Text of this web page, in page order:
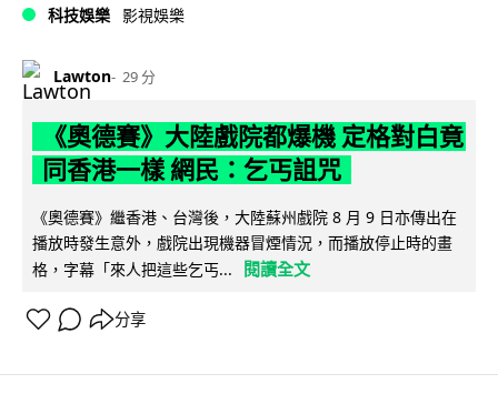
科技娛樂 影視娛樂
Lawton 29 分
《奧德賽》大陸戲院都爆機 定格對白竟
同香港一樣 網民：乞丐詛咒
《奧德賽》繼香港、台灣後，大陸蘇州戲院 8 月 9 日亦傳出在
播放時發生意外，戲院出現機器冒煙情況，而播放停止時的畫
格，字幕「來人把這些乞丐...
閱讀全文
分享